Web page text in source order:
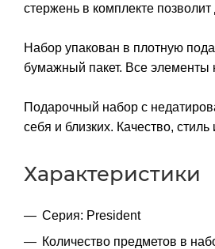
стержень в комплекте
Набор упакован в плотную
бумажный пакет. Все
Подарочный набор с
себя и близких. Качество,
Характеристики
Серия: President
Количество предметов в